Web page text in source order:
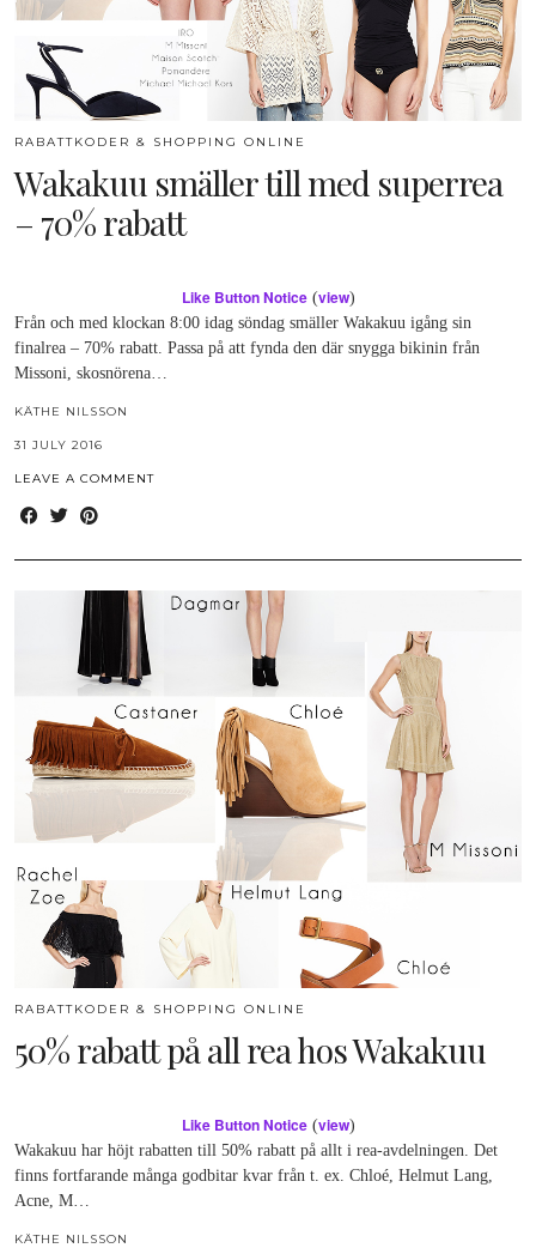
RABATTKODER & SHOPPING ONLINE
Wakakuu smäller till med superrea
– 70% rabatt
Like Button Notice(view)
Från och med klockan 8:00 idag söndag smäller Wakakuu igång sin
finalrea – 70% rabatt. Passa på att fynda den där snygga bikinin från
Missoni, skosnörena…
KÄTHE NILSSON
31 JULY 2016
LEAVE A COMMENT
RABATTKODER & SHOPPING ONLINE
50% rabatt på all rea hos Wakakuu
Like Button Notice(view)
Wakakuu har höjt rabatten till 50% rabatt på allt i rea-avdelningen. Det
finns fortfarande många godbitar kvar från t. ex. Chloé, Helmut Lang,
Acne, M…
KÄTHE NILSSON